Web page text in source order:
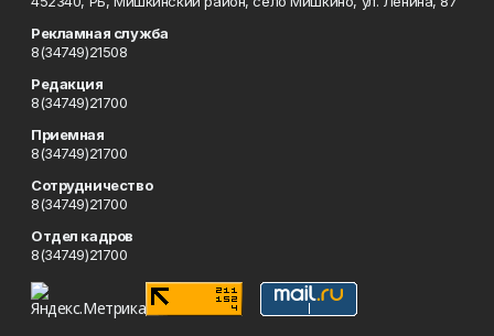
Рекламная служба
8(34749)21508
Редакция
8(34749)21700
Приемная
8(34749)21700
Сотрудничество
8(34749)21700
Отдел кадров
8(34749)21700